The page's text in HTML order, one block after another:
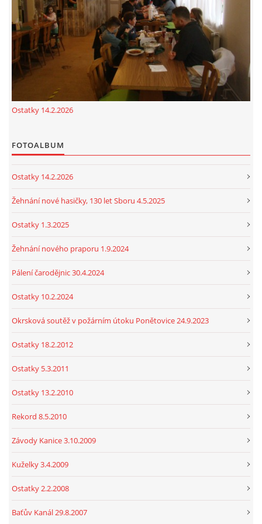
cenekji@seznam.cz
© 2026 eStránky.cz | RSS|Tisk| Nahoru ↑
Ostatky 14.2.2026
FOTOALBUM
Ostatky 14.2.2026
Žehnání nové hasičky, 130 let Sboru 4.5.2025
Ostatky 1.3.2025
Žehnání nového praporu 1.9.2024
Pálení čarodějnic 30.4.2024
Ostatky 10.2.2024
Okrsková soutěž v požárním útoku Ponětovice 24.9.2023
Ostatky 18.2.2012
Ostatky 5.3.2011
Ostatky 13.2.2010
Rekord 8.5.2010
Závody Kanice 3.10.2009
Kuželky 3.4.2009
Ostatky 2.2.2008
Baťův Kanál 29.8.2007